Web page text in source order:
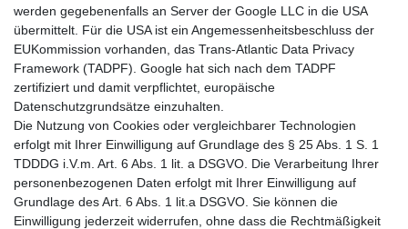
werden gegebenenfalls an Server der Google LLC in die USA
übermittelt. Für die USA ist ein Angemessenheitsbeschluss der
EUKommission vorhanden, das Trans-Atlantic Data Privacy
Framework (TADPF). Google hat sich nach dem TADPF
zertifiziert und damit verpflichtet, europäische
Datenschutzgrundsätze einzuhalten.
Die Nutzung von Cookies oder vergleichbarer Technologien
erfolgt mit Ihrer Einwilligung auf Grundlage des § 25 Abs. 1 S. 1
TDDDG i.V.m. Art. 6 Abs. 1 lit. a DSGVO. Die Verarbeitung Ihrer
personenbezogenen Daten erfolgt mit Ihrer Einwilligung auf
Grundlage des Art. 6 Abs. 1 lit.a DSGVO. Sie können die
Einwilligung jederzeit widerrufen, ohne dass die Rechtmäßigkeit